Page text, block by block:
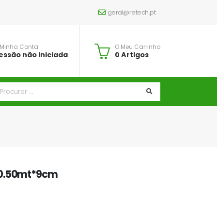
geral@retech.pt
Conta
não Iniciada
O Meu Carrinho
0 Artigos